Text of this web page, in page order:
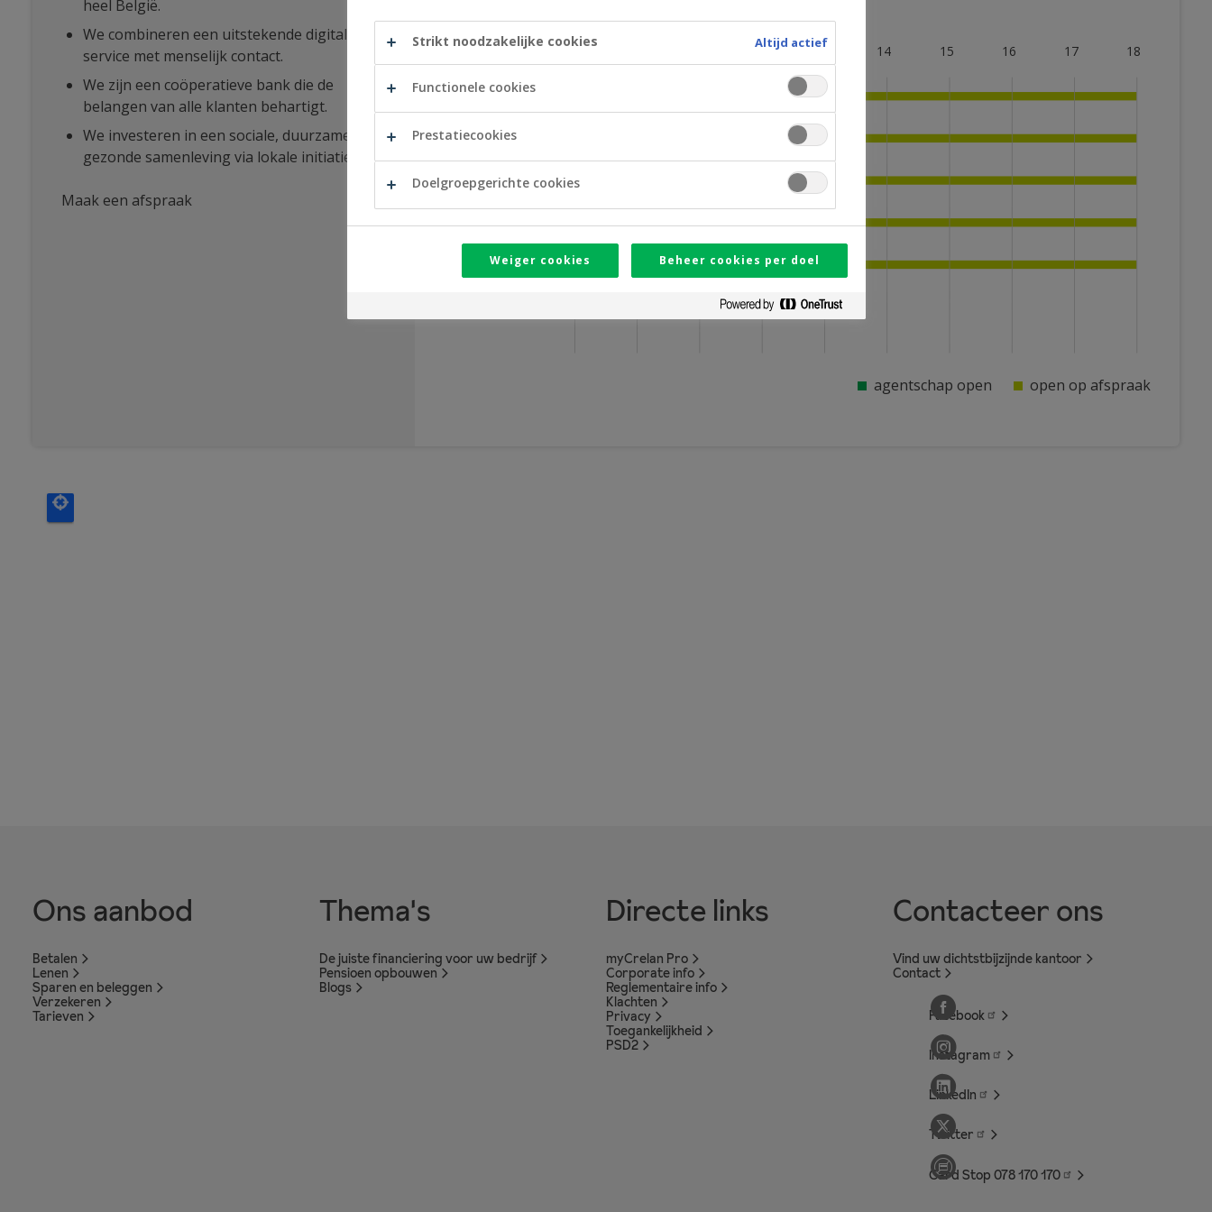
heel België.
We combineren een uitstekende digitale
service met menselijk contact.
We zijn een coöperatieve bank die de
belangen van alle klanten behartigt.
We investeren in een sociale, duurzame en
gezonde samenleving via lokale initiatieven.
Maak een afspraak
Maandag
Dinsdag
Donderdag
09 12 13 14 15 16 17 18
agentschap open open op afspraak
Ons aanbod
Betalen
Lenen
Sparen en beleggen
Verzekeren
Tarieven
Thema's
De juiste financiering voor uw bedrijf
Pensioen opbouwen
Blogs
Directe links
myCrelan Pro
Corporate info
Reglementaire info
Klachten
Privacy
Toegankelijkheid
PSD2
Contacteer ons
Vind uw dichtstbijzijnde kantoor
Contact
Facebook
Instagram
LinkedIn
Twitter
Card Stop 078 170170
Strikt noodzakelijke cookies Altijd actief
Functionele cookies
Prestatiecookies
Doelgroepgerichte cookies
Weiger cookies Beheer cookies per doel